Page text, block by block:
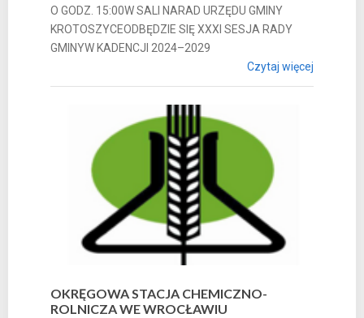
O GODZ. 15:00W SALI NARAD URZĘDU GMINY
KROTOSZYCEODBĘDZIE SIĘ XXXI SESJA RADY
GMINYW KADENCJI 2024–2029
Czytaj więcej
OKRĘGOWA STACJA CHEMICZNO-
ROLNICZA WE WROCŁAWIU